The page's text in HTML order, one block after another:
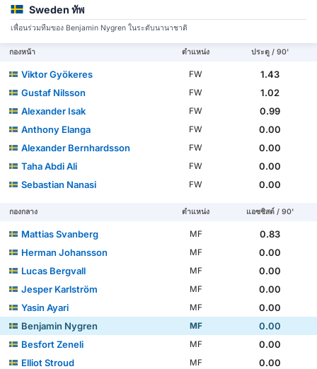
Sweden ทัพ
เพื่อนร่วมทีมของ Benjamin Nygren ในระดับนานาชาติ
กองหน้า ตำแหน่ง ประตู / 90'
Viktor Gyökeres FW
1.43
Gustaf Nilsson
FW
1.02
Alexander Isak
FW
0.99
Anthony Elanga
FW
0.00
Alexander Bernhardsson
FW
0.00
Taha Abdi Ali
FW
0.00
Sebastian Nanasi
FW 0.00
กองกลาง ตำแหน่ง แอซซิสต์ / 90'
Mattias Svanberg MF
0.83
Herman Johansson
MF
0.00
Lucas Bergvall
MF
0.00
Jesper Karlström
MF
0.00
Yasin Ayari
MF
0.00
Benjamin Nygren
MF
0.00
Besfort Zeneli
MF
0.00
Elliot Stroud
MF 0.00